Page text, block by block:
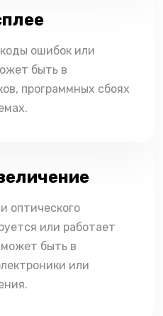
ошибок или
быть в
программных сбоях
оптического
или работает
быть в
или